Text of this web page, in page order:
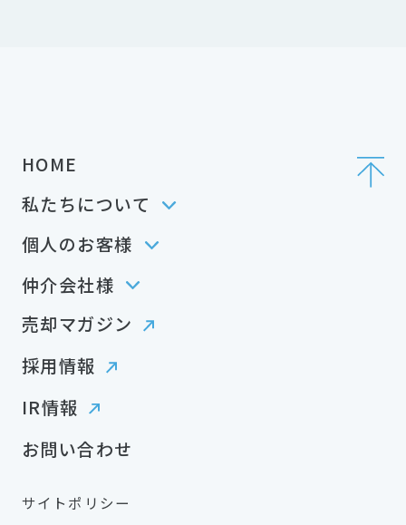
HOME
私たちについて
個人のお客様
仲介会社様
売却マガジン
採用情報
IR情報
お問い合わせ
サイトポリシー